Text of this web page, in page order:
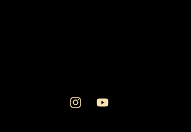
InstagramYouTube